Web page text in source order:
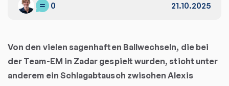
0 21.10.2025
Von den vielen sagenhaften Ballwechseln, die bei
der Team-EM in Zadar gespielt wurden, sticht unter
anderem ein Schlagabtausch zwischen Alexis